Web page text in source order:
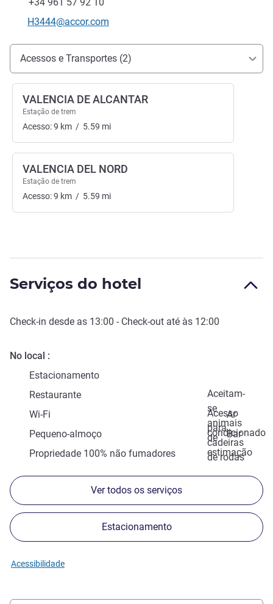
E-mail de contacto
H3444@accor.com
Acesso e transporte
Acessos e Transportes (2)
VALENCIA DE ALCANTAR
Estação de trem
Acesso:9 km / 5.59 mi
VALENCIA DEL NORD
Estação de trem
Acesso:9 km / 5.59 mi
Serviços do hotel
Check-in desde as 13:00 - Check-out até às 12:00
No local
Estacionamento
Aceitam-
se
animais
de
estimação
Restaurante
Acesso
para
cadeiras
de rodas
Wi-Fi
Ar
condicionado
Pequeno-almoço
Bar
Propriedade 100% não fumadores
Ver todos os serviços
Estacionamento
Acessibilidade